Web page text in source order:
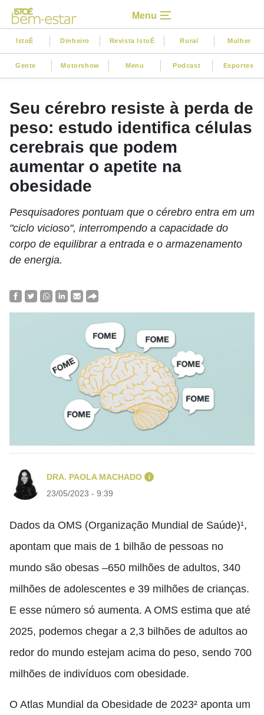
Menu
IstoÉ Dinheiro Revista IstoÉ Rural Mulher
Gente Motorshow Menu Podcast Esportes
Seu cérebro resiste à perda de
peso: estudo identifica células
cerebrais que podem
aumentar o apetite na
obesidade
Pesquisadores pontuam que o cérebro entra em um
"ciclo vicioso", interrompendo a capacidade do
corpo de equilibrar a entrada e o armazenamento
de energia.
DRA. PAOLA MACHADO i
23/05/2023 - 9:39
Dados da OMS (Organização Mundial de Saúde)¹,
apontam que mais de 1 bilhão de pessoas no
mundo são obesas –650 milhões de adultos, 340
milhões de adolescentes e 39 milhões de crianças.
E esse número só aumenta. A OMS estima que até
2025, podemos chegar a 2,3 bilhões de adultos ao
redor do mundo estejam acima do peso, sendo 700
milhões de indivíduos com obesidade.
O Atlas Mundial da Obesidade de 2023² aponta um